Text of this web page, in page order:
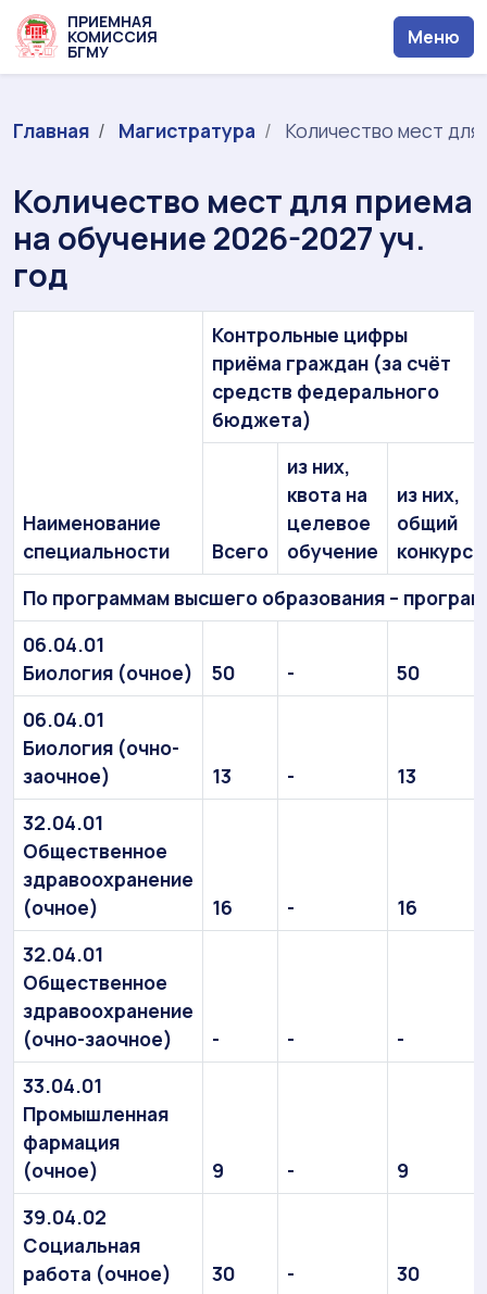
ПРИЕМНАЯ
КОМИССИЯ
БГМУ
Меню
Главная Магистратура Количество мест
Количество мест для приема
на обучение 2026-2027 уч.
год
Наименование
специальности
Контрольные цифры
приёма граждан (за счёт
средств федерального
бюджета)
Всего
из них,
квота на
целевое
обучение
из них,
общий
конкурс
По программам высшего образования –
06.04.01
Биология (очное)
50 -
50
06.04.01
Биология (очно-
заочное)
13 -
13
32.04.01
Общественное
здравоохранение
(очное)
16 -
16
32.04.01
Общественное
здравоохранение
(очно-заочное)
- -
-
33.04.01
Промышленная
фармация
(очное)
9 -
9
39.04.02
Социальная
работа (очное)
30 -
30